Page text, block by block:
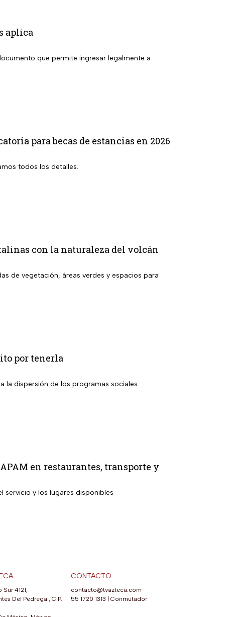
aplica
que permite ingresar legalmente a
para becas de estancias en 2026
todos los detalles.
con la naturaleza del volcán
de vegetación, áreas verdes y espacios para
por tenerla
la dispersión de los programas sociales.
en restaurantes, transporte y
servicio y los lugares disponibles
Sur 4121,
Del Pedregal, C.P.
CONTACTO
contacto@tvazteca.com
55 1720 1313
Conmutador